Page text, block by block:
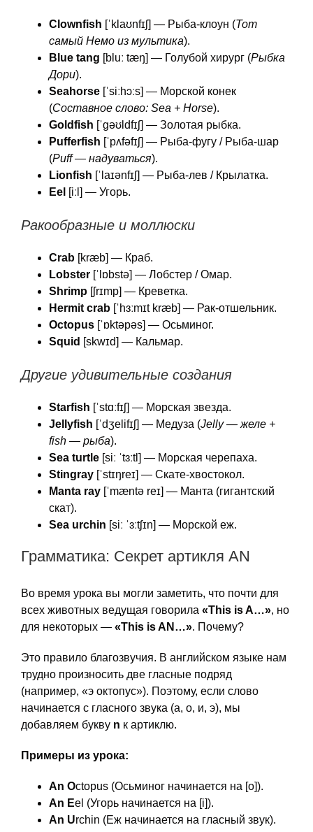
Clownfish [ˈklaʊnfɪʃ] — Рыба-клоун (Тот
самый Немо из мультика).
Blue tang [bluː tæŋ] — Голубой хирург (Рыбка
Дори).
Seahorse [ˈsiːhɔːs] — Морской конек
(Составное слово: Sea + Horse).
Goldfish [ˈɡəʊldfɪʃ] — Золотая рыбка.
Pufferfish [ˈpʌfəfɪʃ] — Рыба-фугу / Рыба-шар
(Puff — надуваться).
Lionfish [ˈlaɪənfɪʃ] — Рыба-лев / Крылатка.
Eel [iːl] — Угорь.
Ракообразные и моллюски
Crab [kræb] — Краб.
Lobster [ˈlɒbstə] — Лобстер / Омар.
Shrimp [ʃrɪmp] — Креветка.
Hermit crab [ˈhɜːmɪt kræb] — Рак-отшельник.
Octopus [ˈɒktəpəs] — Осьминог.
Squid [skwɪd] — Кальмар.
Другие удивительные создания
Starfish [ˈstɑːfɪʃ] — Морская звезда.
Jellyfish [ˈdʒelifɪʃ] — Медуза (Jelly — желе +
fish — рыба).
Sea turtle [siː ˈtɜːtl] — Морская черепаха.
Stingray [ˈstɪŋreɪ] — Скате-хвостокол.
Manta ray [ˈmæntə reɪ] — Манта (гигантский
скат).
Sea urchin [siː ˈɜːtʃɪn] — Морской еж.
Грамматика: Секрет артикля AN
Во время урока вы могли заметить, что почти для
всех животных ведущая говорила «This is A…», но
для некоторых — «This is AN…». Почему?
Это правило благозвучия. В английском языке нам
трудно произносить две гласные подряд
(например, «э октопус»). Поэтому, если слово
начинается с гласного звука (а, о, и, э), мы
добавляем букву n к артиклю.
Примеры из урока:
An Octopus (Осьминог начинается на [o]).
An Eel (Угорь начинается на [i]).
An Urchin (Еж начинается на гласный звук).